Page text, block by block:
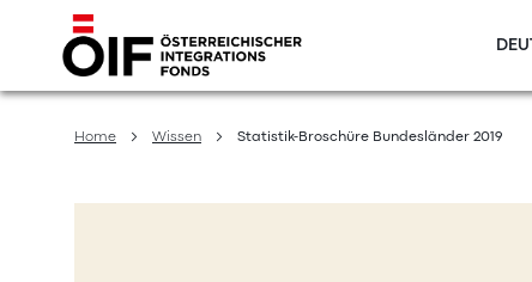
Direkt
zum
Home Wissen Statistik-Broschüre Bundesländer 2019